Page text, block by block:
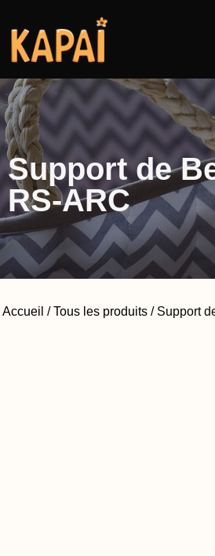
Support de
RS-ARC
Accueil /Tous les produits / Support